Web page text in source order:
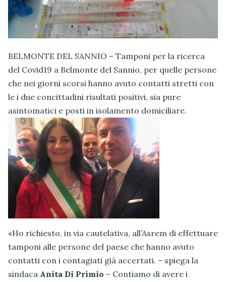
BELMONTE DEL SANNIO – Tamponi per la ricerca
del Covid19 a Belmonte del Sannio, per quelle persone
che nei giorni scorsi hanno avuto contatti stretti con
le i due concittadini risultati positivi, sia pure
asintomatici e posti in isolamento domiciliare.
«Ho richiesto, in via cautelativa, all’Asrem di effettuare
tamponi alle persone del paese che hanno avuto
contatti con i contagiati già accertati. – spiega la
sindaca Anita Di Primio – Contiamo di avere i